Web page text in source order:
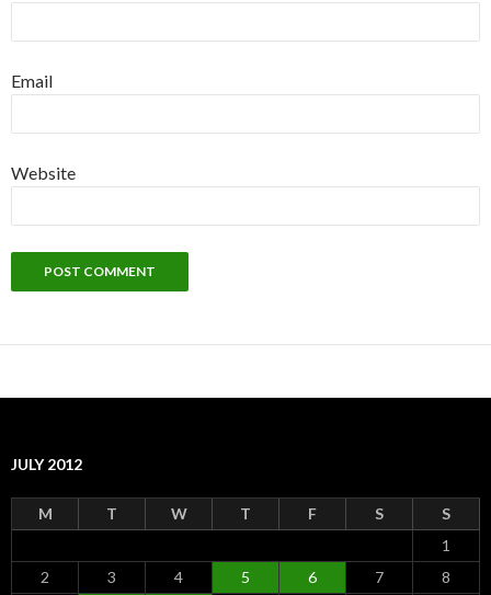
Email
Website
JULY 2012
M T W T F S S
1
2
3 4 5 6 7
8